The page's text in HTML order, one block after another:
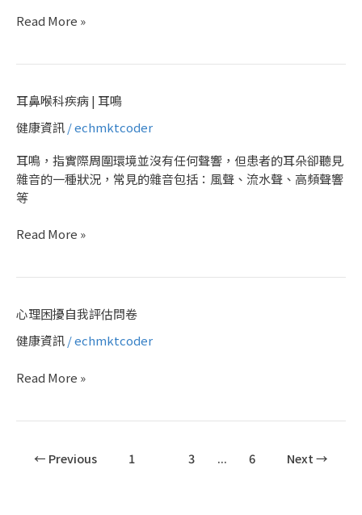
扭
Read More »
耳鼻喉科疾病 | 耳鳴
健康資訊/echmktcoder
耳鳴，指實際周圍環境並沒有任何聲響，但患者的耳朵卻聽見
雜音的一種狀況，常見的雜音包括：風聲、流水聲、高頻聲響
等
耳
喉
科
疾
病
耳
Read More »
心理困擾自我評估問卷
健康資訊/echmktcoder
心
困
自
評
Read More »
← Previous 1 3 ... 6 Next→